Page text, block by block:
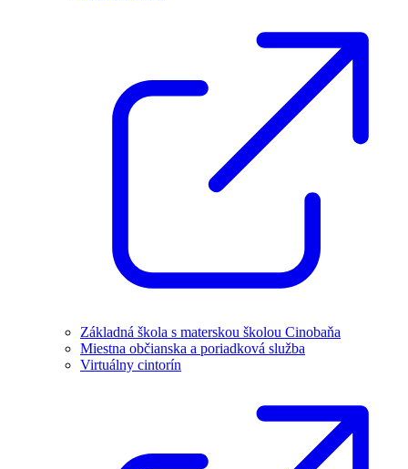
Základná škola s materskou školou Cinobaňa
Miestna občianska a poriadková služba
Virtuálny cintorín